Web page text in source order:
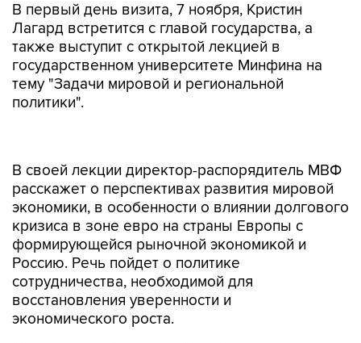
В первый день визита, 7 ноября, Кристин
Лагард встретится с главой государства, а
также выступит с открытой лекцией в
государственном университете Минфина на
тему "Задачи мировой и региональной
политики".
В своей лекции директор-распорядитель МВФ
расскажет о перспективах развития мировой
экономики, в особенности о влиянии долгового
кризиса в зоне евро на страны Европы с
формирующейся рыночной экономикой и
Россию. Речь пойдет о политике
сотрудничества, необходимой для
восстановления уверенности и
экономического роста.